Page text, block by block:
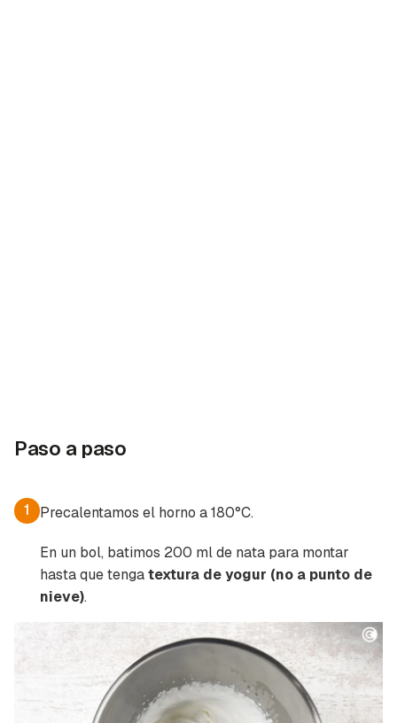
Paso a paso
1 Precalentamos el horno a 180°C.
En un bol, batimos 200 ml de nata para montar
hasta que tengatextura de yogur (no a punto de
nieve).